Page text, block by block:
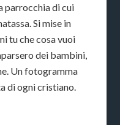
parrocchia di cui
Si mise in
tu che cosa vuoi
dei bambini,
Un fotogramma
di ogni cristiano.